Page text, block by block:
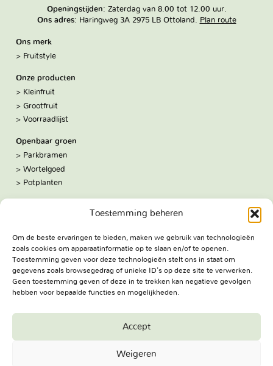
Toestemming beheren
Om de beste ervaringen te bieden, maken we gebruik van technologieën
zoals cookies om apparaatinformatie op te slaan en/of te openen.
Toestemming geven voor deze technologieën stelt ons in staat om
gegevens zoals browsegedrag of unieke ID's op deze site te verwerken.
Geen toestemming geven of deze in te trekken kan negatieve gevolgen
hebben voor bepaalde functies en mogelijkheden.
Accept
Weigeren
Openingstijden: Zaterdag van 8.00 tot 12.00 uur.
Ons adres: Haringweg 3A 2975 LB Ottoland. Plan route
Ons merk
Fruitstyle
Onze producten
Kleinfruit
Grootfruit
Voorraadlijst
Openbaar groen
Parkbramen
Wortelgoed
Potplanten
Volg ons:
Facebook
Bezoekadres
Haringweg 3A
2975 LB Ottoland
Reserved.